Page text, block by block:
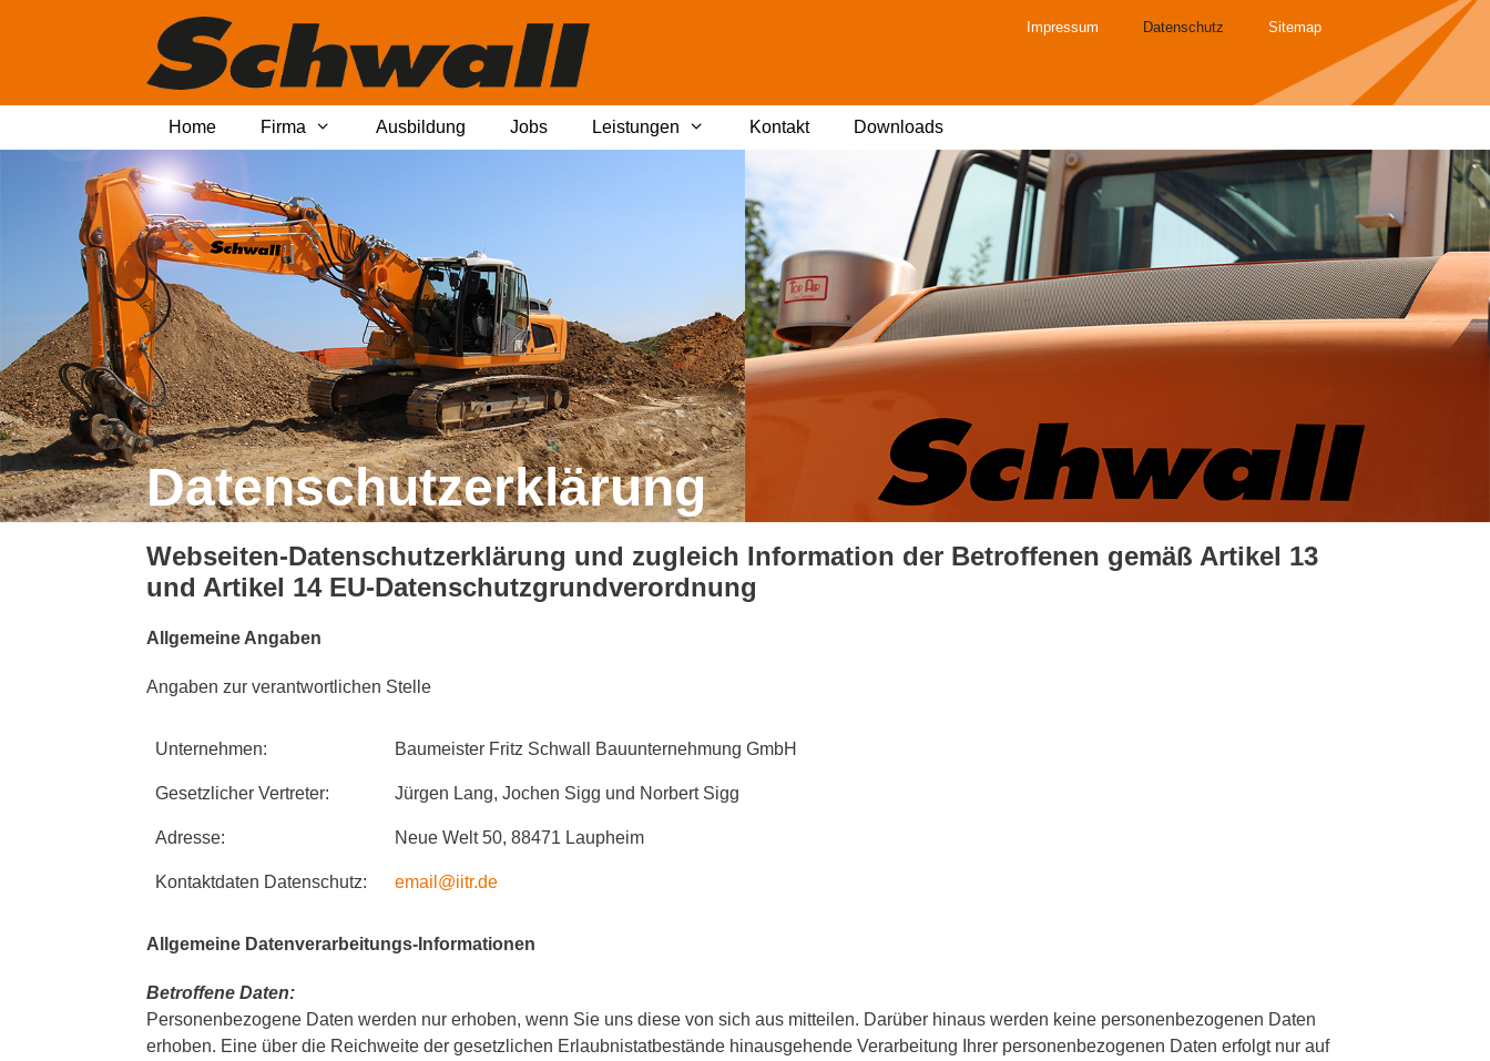
Impressum Datenschutz Sitemap
Home Firma Ausbildung Jobs Leistungen Kontakt Downloads
Datenschutzerklärung
Webseiten-Datenschutzerklärung und zugleich Information der Betroffenen gemäß Artikel 13
und Artikel 14 EU-Datenschutzgrundverordnung
Allgemeine Angaben
Angaben zur verantwortlichen Stelle
Unternehmen: Baumeister Fritz Schwall Bauunternehmung GmbH
Gesetzlicher Vertreter: Jürgen Lang, Jochen Sigg und Norbert Sigg
Adresse: Neue Welt 50, 88471 Laupheim
Kontaktdaten Datenschutz: email@iitr.de
Allgemeine Datenverarbeitungs-Informationen
Betroffene Daten:
Personenbezogene Daten werden nur erhoben, wenn Sie uns diese von sich aus mitteilen. Darüber hinaus werden keine personenbezogenen Daten
erhoben. Eine über die Reichweite der gesetzlichen Erlaubnistatbestände hinausgehende Verarbeitung Ihrer personenbezogenen Daten erfolgt nur auf